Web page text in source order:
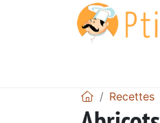
Recettes